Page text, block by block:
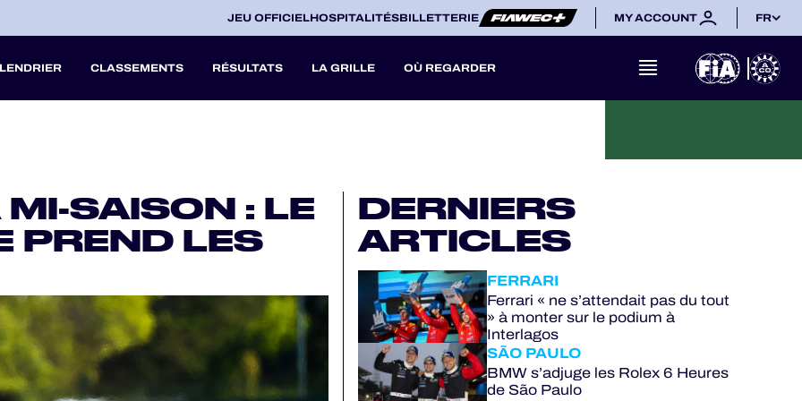
JEU OFFICIELHOSPITALITÉSBILLETTERIE MY ACCOUNT FR
CLASSEMENTS RÉSULTATS LA GRILLE OÙ REGARDER
SAISON : LE
PREND LES
DERNIERS
ARTICLES
FERRARI
Ferrari « ne s’attendait pas du tout
» à monter sur le podium à
Interlagos
SÃO PAULO
BMW s’adjuge les Rolex 6 Heures
de São Paulo